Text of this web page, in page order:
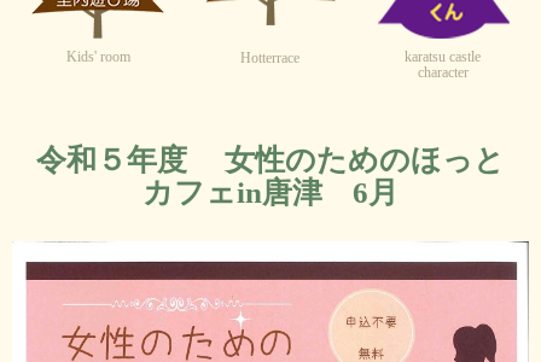
Kids' room Hotterrace
karatsu castle
character
令和５年度 女性のためのほっと
カフェin唐津 6月